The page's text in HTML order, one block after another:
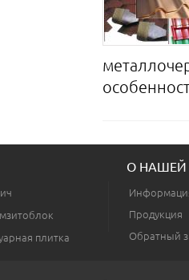
плитка
О
Продукция
Обратный